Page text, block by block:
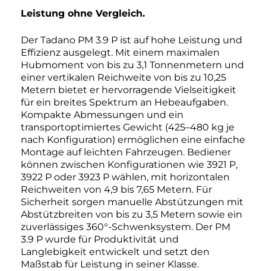
Leistung ohne Vergleich.
Der Tadano PM 3.9 P ist auf hohe Leistung und
Effizienz ausgelegt. Mit einem maximalen
Hubmoment von bis zu 3,1 Tonnenmetern und
einer vertikalen Reichweite von bis zu 10,25
Metern bietet er hervorragende Vielseitigkeit
für ein breites Spektrum an Hebeaufgaben.
Kompakte Abmessungen und ein
transportoptimiertes Gewicht (425–480 kg je
nach Konfiguration) ermöglichen eine einfache
Montage auf leichten Fahrzeugen. Bediener
können zwischen Konfigurationen wie 3921 P,
3922 P oder 3923 P wählen, mit horizontalen
Reichweiten von 4,9 bis 7,65 Metern. Für
Sicherheit sorgen manuelle Abstützungen mit
Abstützbreiten von bis zu 3,5 Metern sowie ein
zuverlässiges 360°-Schwenksystem. Der PM
3.9 P wurde für Produktivität und
Langlebigkeit entwickelt und setzt den
Maßstab für Leistung in seiner Klasse.